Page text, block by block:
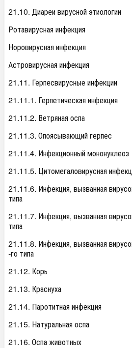
21.10. Диареи вирусной этиологии
Ротавирусная инфекция
Норовирусная инфекция
Астровирусная инфекция
21.11. Герпесвирусные инфекции
21.11.1. Герпетическая инфекция
21.11.2. Ветряная оспа
21.11.3. Опоясывающий герпес
21.11.4. Инфекционный мононуклеоз
21.11.5. Цитомегаловирусная
21.11.6. Инфекция, вызванная
типа
21.11.7. Инфекция, вызванная
типа
21.11.8. Инфекция, вызванная
-го типа
21.12. Корь
21.13. Краснуха
21.14. Паротитная инфекция
21.15. Натуральная оспа
21.16. Оспа животных